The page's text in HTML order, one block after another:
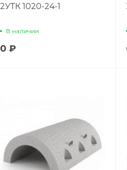
2УТК 1020-24-1
В наличии
0 ₽